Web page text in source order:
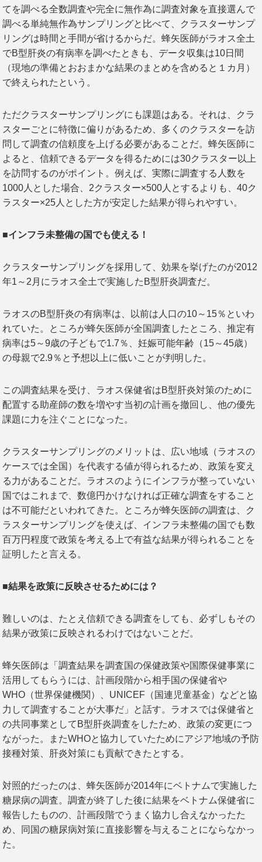
てを調べる全数調査や完全に無作為に調査対象を直接選んで
調べる単純無作為サンプリングと比べて、クラスターサンプ
リングは時間と手間が省けるからだ。蜂矢医師がラオス全土
でB型肝炎の有病率を調べたときも、データ収集は10日間
（現地の準備とおおまかな結果のまとめを含めると１カ月）
で終えられたという。
ただクラスターサンプリングにも課題はある。それは、クラ
スターごとに特徴に偏りがあるため、多くのクラスターを訪
問して調査の信頼度を上げる必要があることだ。蜂矢医師に
よると、信頼できるデータを得るためには30クラスター以上
を訪問するのがポイント。例えば、実際に調査する人数を
1000人とした場合、2クラスター×500人とするよりも、40ク
ラスター×25人とした方が安定した結果が得られやすい。
■インフラ未整備の国でも使える！
クラスターサンプリングを採用して、効果を挙げたのが2012
年1～2月にラオス全土で実施したB型肝炎調査だ。
ラオスのB型肝炎の有病率は、以前は人口の10～15％といわ
れていた。ところが蜂矢医師が全国調査したところ、推定有
病率は5～9歳の子どもで1.7％、妊娠可能年齢（15～45歳）
の母親で2.9％と予想以上に低いことが判明した。
この調査結果を受け、ラオス保健省はB型肝炎対策のために
配置する助産師の数を増やす当初の計画を撤回し、他の優先
課題に力を注ぐことになった。
クラスターサンプリングのメリットは、広い地域（ラオスの
ケースでは全国）を代表する値が得られるため、政策を変え
る力があることだ。ラオスのようにインフラが整っていない
国ではこれまで、数億円かけなければ正確な調査をすること
は不可能だといわれてきた。ところが蜂矢医師の調査は、ク
ラスターサンプリングを使えば、インフラ未整備の国でも数
百万円程度で政策を考える上で有益な結果が得られることを
証明したと言える。
■結果を政策に反映させるためには？
難しいのは、たとえ信頼できる調査をしても、必ずしもその
結果が政策に反映されるわけではないことだ。
蜂矢医師は「調査結果を調査国の保健政策や国際保健事業に
活用してもらうには、計画段階から相手国の保健省や
WHO（世界保健機関）、UNICEF（国連児童基金）などと協
力して調査することが大事だ」と話す。ラオスでは保健省と
の共同事業としてB型肝炎調査をしたため、政策の変更につ
ながった。またWHOと協力していたためにアジア地域の予防
接種対策、肝炎対策にも貢献できたとする。
対照的だったのは、蜂矢医師が2014年にベトナムで実施した
糖尿病の調査。調査が終了した後に結果をベトナム保健省に
報告したものの、計画段階でうまく協力し合えなかったた
め、同国の糖尿病対策に直接影響を与えることにならなかっ
た。